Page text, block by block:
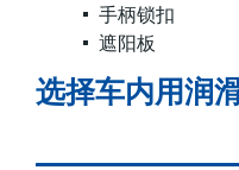
手柄锁扣
遮阳板
选择车内用润